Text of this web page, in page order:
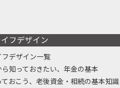
フデザイン
フデザイン一覧
ら知っておきたい、年金の基本
ておこう、老後資金・相続の基本知識